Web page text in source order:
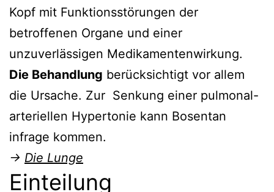
Kopf mit Funktionsstörungen der
betroffenen Organe und einer
unzuverlässigen Medikamentenwirkung.
Die Behandlung berücksichtigt vor allem
die Ursache. Zur Senkung einer pulmonal-
arteriellen Hypertonie kann Bosentan
infrage kommen.
→ Die Lunge
Einteilung